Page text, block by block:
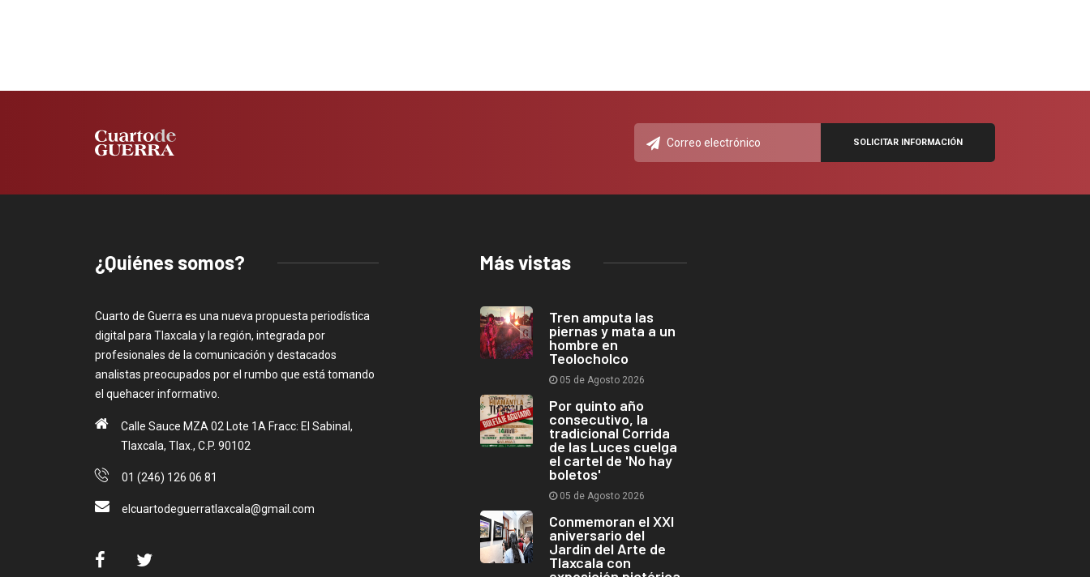
¿Quiénes somos?
Cuarto de Guerra es una nueva propuesta periodística
digital para Tlaxcala y la región, integrada por
profesionales de la comunicación y destacados
analistas preocupados por el rumbo que está tomando
el quehacer informativo.
Calle Sauce MZA 02 Lote 1A Fracc: El Sabinal,
Tlaxcala, Tlax., C.P. 90102
01 (246) 126 06 81
elcuartodeguerratlaxcala@gmail.com
Más vistas
Tren amputa las
piernas y mata a un
hombre en
Teolocholco
05 de Agosto 2026
Por quinto año
consecutivo, la
tradicional Corrida
de las Luces cuelga
el cartel de 'No hay
boletos'
05 de Agosto 2026
Conmemoran el XXI
aniversario del
Jardín del Arte de
Tlaxcala con